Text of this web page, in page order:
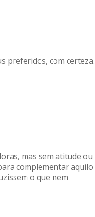
preferidos, com certeza.
mas sem atitude ou
complementar aquilo
o que nem